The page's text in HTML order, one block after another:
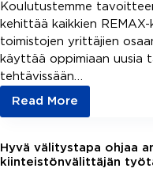
Koulutustemme
kehittää kaikkien
toimistojen yrittäjien
käyttää oppimiaan uusia
tehtävissään…
Read More
koulutuksen
voimaan
Hyvä välitystapa ohjaa
kiinteistönvälittäjän